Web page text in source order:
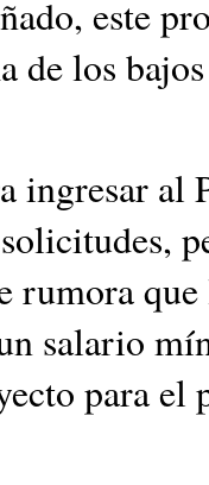
este
de los
ingresar al
rumora
salario
para